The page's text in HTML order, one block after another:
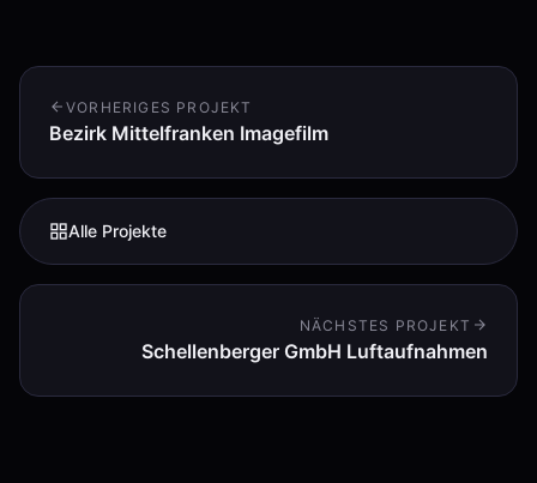
VORHERIGES PROJEKT
Bezirk Mittelfranken Imagefilm
Alle Projekte
NÄCHSTES PROJEKT
Schellenberger GmbH Luftaufnahmen